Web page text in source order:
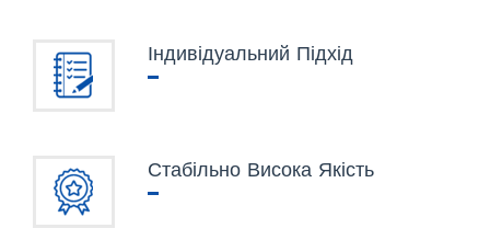
Індивідуальний Підхід
Стабільно Висока Якість